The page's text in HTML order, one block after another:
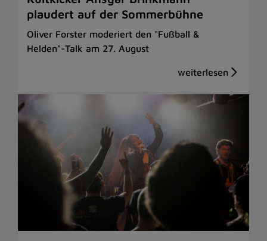
plaudert auf der Sommerbühne
Oliver Forster moderiert den "Fußball &
Helden"-Talk am 27. August